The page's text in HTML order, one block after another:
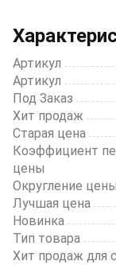
1
Артикул
Артикул
Под Заказ
Хит продаж
Старая цена
Коэффициент
цены
Округление цены
Лучшая цена
Новинка
Тип товара
Хит продаж для